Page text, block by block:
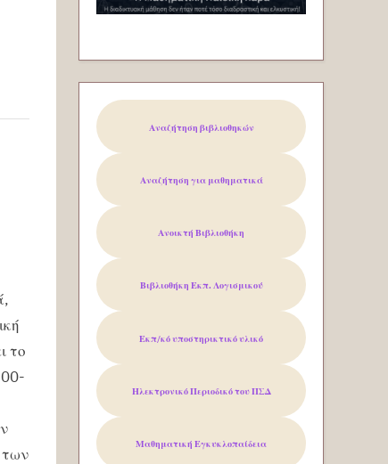
το
Αναζήτηση βιβλιοθηκών
Αναζήτηση για μαθηματικά
Ανοικτή Βιβλιοθήκη
Βιβλιοθήκη Εκπ. Λογισμικού
Εκπ/κό υποστηρικτικό υλικό
Ηλεκτρονικό Περιοδικό τουΠΣΔ
Μαθηματική Εγκυκλοπαίδεια